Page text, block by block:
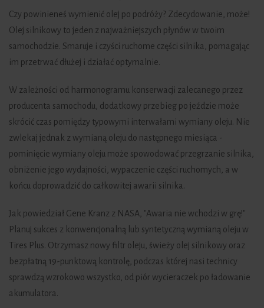
Czy powinieneś wymienić olej po podróży? Zdecydowanie, może!
Olej silnikowy to jeden z najważniejszych płynów w twoim
samochodzie. Smaruje i czyści ruchome części silnika, pomagając
im przetrwać dłużej i działać optymalnie.
W zależności od harmonogramu konserwacji zalecanego przez
producenta samochodu, dodatkowy przebieg po jeździe może
skrócić czas pomiędzy typowymi interwałami wymiany oleju. Nie
zwlekaj jednak z wymianą oleju do następnego miesiąca -
pominięcie wymiany oleju może spowodować przegrzanie silnika,
obniżenie jego wydajności, wypaczenie części ruchomych, a w
końcu doprowadzić do całkowitej awarii silnika.
Jak powiedział Gene Kranz z NASA, "Awaria nie wchodzi w grę!"
Planuj sukces z konwencjonalną lub syntetyczną wymianą oleju w
Tires Plus. Otrzymasz nowy filtr oleju, świeży olej silnikowy oraz
bezpłatną 19-punktową kontrolę, podczas której nasi technicy
sprawdzą wzrokowo wszystko, od piór wycieraczek po ładowanie
akumulatora.